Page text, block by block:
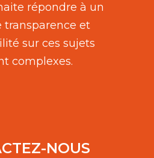
répondre à un
transparence et
sur ces sujets
complexes.
NOUS